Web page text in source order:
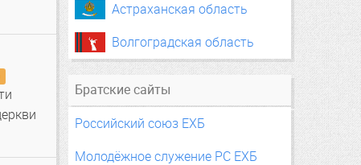
Астраханская область
Волгоградская область
Братские сайты
Российский союз ЕХБ
Молодёжное служение РС ЕХБ